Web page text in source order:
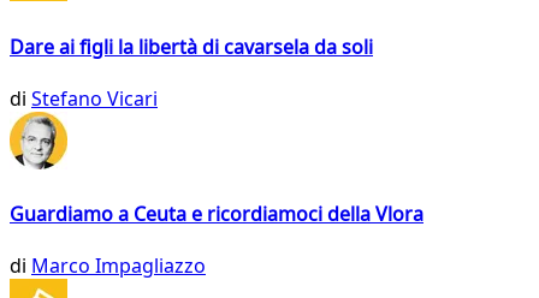
Dare ai figli la libertà di cavarsela da soli
di Stefano Vicari
Guardiamo a Ceuta e ricordiamoci della Vlora
di Marco Impagliazzo